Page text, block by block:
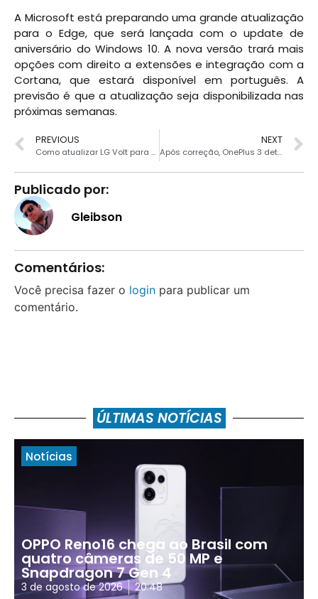
A Microsoft está preparando uma grande atualização
para o Edge, que será lançada com o update de
aniversário do Windows 10. A nova versão trará mais
opções com direito a extensões e integração com a
Cortana, que estará disponível em português. A
previsão é que a atualização seja disponibilizada nas
próximas semanas.
PREVIOUS
Como atualizar LG Volt para Android 6.0
NEXT
Após correção, OnePlus 3 detonou Galaxy S7
Publicado por:
Gleibson
Comentários:
Você precisa fazer o login para publicar um
comentário.
ÚLTIMAS NOTÍCIAS
Notícias
OPPO Reno16 chega ao Brasil com
quatro câmeras de 50 MP e
Snapdragon 7 Gen 4
3 de agosto de 2026 20:48